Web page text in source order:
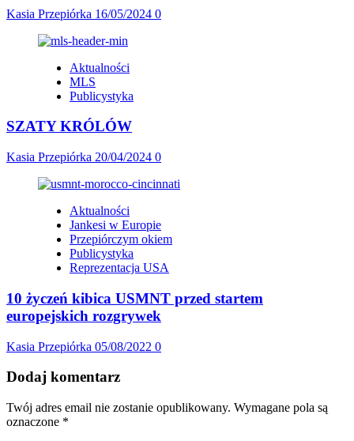
Kasia Przepiórka 16/05/2024 0
Aktualności
MLS
Publicystyka
SZATY KRÓLÓW
Kasia Przepiórka 20/04/2024 0
Aktualności
Jankesi w Europie
Przepiórczym okiem
Publicystyka
Reprezentacja USA
10 życzeń kibica USMNT przed startem
europejskich rozgrywek
Kasia Przepiórka 05/08/2022 0
Dodaj komentarz
Twój adres email nie zostanie opublikowany. Wymagane pola są
oznaczone *